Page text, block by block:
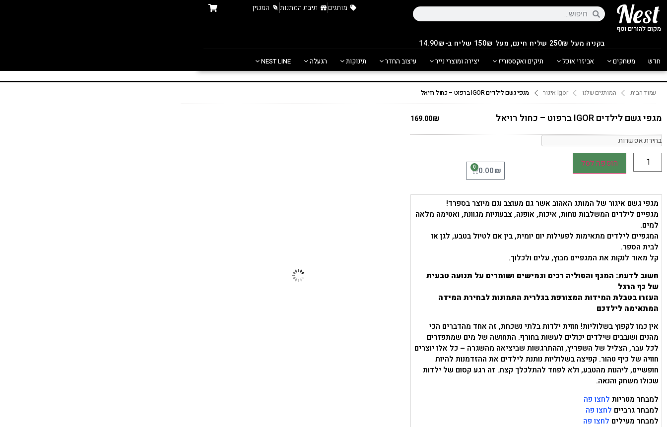
בקניה מעל 250 ₪ שליח חינם, מעל 150₪ שליח ב-14.90₪
מותגים תיבת המתנות המגזין
חדש משחקים אביזרי אוכל תיקים ואקססוריז יצירה ומוצרי נייר עיצוב החדר תינוקות הנעלה NEST LINE
עמוד הבית המותגים שלנו Igor איגור מגפי גשם לילדים IGOR ברפוט – כחול רויאל
מגפי גשם לילדים IGOR ברפוט – כחול רויאל 169.00₪
הוספה לסל
0.00₪
0
מגפי גשם איגור של המותג האהוב אשר גם מעוצב וגם מיוצר בספרד!
מגפיים לילדים המשלבות נוחות, איכות, אופנה, צבעוניות מגוונת, ואטימה מלאה
למים.
המגפיים לילדים מתאימות לפעילות יום יומית, בין אם לטיול בטבע, לגן או
לבית הספר.
קל מאוד לנקות את המגפיים מבוץ, עלים ולכלוך.
חשוב לדעת: המגף והסוליה רכים וגמישים ושומרים על תנועה טבעית
של כף הרגל
העזרו בטבלת המידות המצורפת בגלרית התמונות לבחירת המידה
המתאימה לילדכם
אין כמו לקפוץ בשלוליות! חווית ילדות בלתי נשכחת, זה אחד מהדברים הכי
מהנים ושובבים שילדים יכולים לעשות בחורף. התחושה של מים שמתפזרים
לכל עבר, הצליל של השפריץ, וההתרגשות שביציאה מהשגרה – כל אלו יוצרים
חוויה של כיף טהור. קפיצה בשלוליות נותנת לילדים את ההזדמנות להיות
חופשיים, ליהנות מהטבע, ולא לפחד להתלכלך קצת. זה רגע קסום של ילדות
שכולו משחק והנאה.
למבחר מטריות לחצו פה
למבחר גרביים לחצו פה
למבחר מעילים לחצו פה